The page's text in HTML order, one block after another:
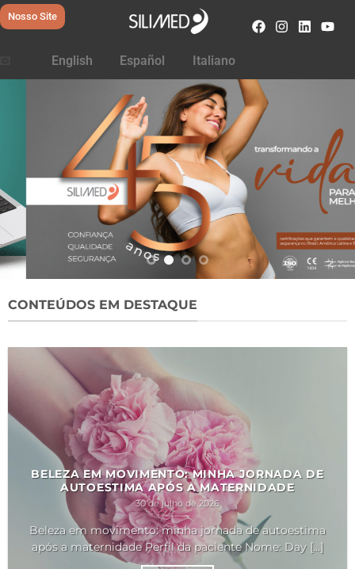
Nosso Site
English Español Italiano
CONTEÚDOS EM DESTAQUE
BELEZA EM MOVIMENTO: MINHA JORNADA DE
AUTOESTIMA APÓS A MATERNIDADE
30 de julho de 2026
Beleza em movimento: minha jornada de autoestima
após a maternidade Perfil da paciente Nome: Day [...]